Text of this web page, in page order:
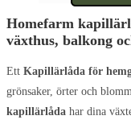
Homefarm
växthus, balkong
Ett Kapillärlåda för
grönsaker, örter och
kapillärlåda har dina